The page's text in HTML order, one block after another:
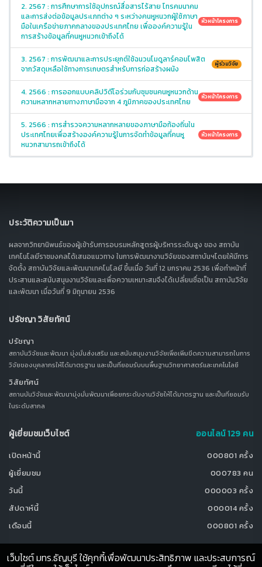
2. 2567 : การศึกษาการใช้อุปกรณ์สื่อสารไร้สาย โทรคมนาคม
และการส่งต่อข้อมูลประเภทต่าง ๆ ระหว่างคนหูหนวกผู้ใช้ภาษา
มือในเครือข่ายภาคกลางของประเทศไทย เพื่อองค์ความรู้ใน
การสร้างข้อมูลที่คนหูหนวกเข้าถึงได้
หัวหน้าโครงการ
3. 2567 : การพัฒนาและการประยุกต์ใช้ฉนวนโมดูลาร์คอมโพสิต
จากวัสดุเหลือใช้ทางการเกษตรสำหรับการก่อสร้างผนัง
ผู้ร่วมวิจัย
4. 2566 : การออกแบบคลิปวิดีโอร่วมกับชุมชนคนหูหนวกด้าน
ความหลากหลายทางภาษามือจาก 4 ภูมิภาคของประเทศไทย
หัวหน้าโครงการ
5. 2566 : การสำรวจความหลากหลายของภาษามือท้องถิ่นใน
ประเทศไทยเพื่อสร้างองค์ความรู้ในการจัดทำข้อมูลที่คนหู
หนวกสามารถเข้าถึงได้
หัวหน้าโครงการ
ประวัติความเป็นมา
ผลจากวิทยานิพนธ์ของผู้เข้ารับการอบรมหลักสูตรผู้บริหารระดับสูง ของ สถาบัน
เทคโนโลยีราชมงคลได้เสนอแนวทาง ในการพัฒนางานวิจัยของสถาบันฯโดยให้มีการ
จัดตั้ง สถาบันวิจัยและพัฒนาเทคโนโลยี ขึ้นเมื่อ วันที่ 12 มกราคม 2536 เพื่อทำหน้าที่
ประสานและสนับสนุนงานวิจัยและเพื่อความเหมาะสมจึงได้เปลี่ยนชื่อเป็น สถาบันวิจัย
และพัฒนา เมื่อวันที่ 9 มิถุนายน 2536
ปรัชญา วิสัยทัศน์
ปรัชญา
สถาบันวิจัยและพัฒนา มุ่งมั่นส่งเสริม และสนับสนุนงานวิจัยเพื่อเพิ่มขีดความสามารถในการ
วิจัยของบุคลากรให้ได้มาตรฐาน และเป็นที่ยอมรับบนพื้นฐานวิทยาศาสตร์และเทคโนโลยี
วิสัยทัศน์
สถานบันวิจัยและพัฒนามุ่งมั่นพัฒนาเพื่อยกระดับงานวิจัยให้ได้มาตรฐาน และเป็นที่ยอมรับ
ในระดับสากล
ผู้เยี่ยมชมเว็บไซต์ ออนไลน์ 129 คน
เปิดหน้านี้
000801 ครั้ง
ผู้เยี่ยมชม
000783 คน
วันนี้
000003 ครั้ง
สัปดาห์นี้
000014 ครั้ง
เดือนนี้
000801 ครั้ง
เว็บไซต์ มทร.ธัญบุรี ใช้คุกกี้เพื่อพัฒนาประสิทธิภาพ และประสบการณ์